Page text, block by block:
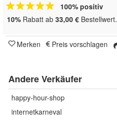
100% positiv
10% Rabatt ab 33,00 € Bestellwert.
Merken Preis vorschlagen
Andere Verkäufer
happy-hour-shop
internetkarneval